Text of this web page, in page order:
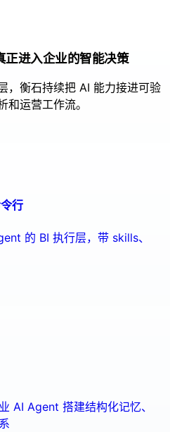
正进入企业的智能决策
，衡石持续把 AI 能力接进可验
运营工作流。
行
的 BI 执行层，带 skills、
AI Agent 搭建结构化记忆、